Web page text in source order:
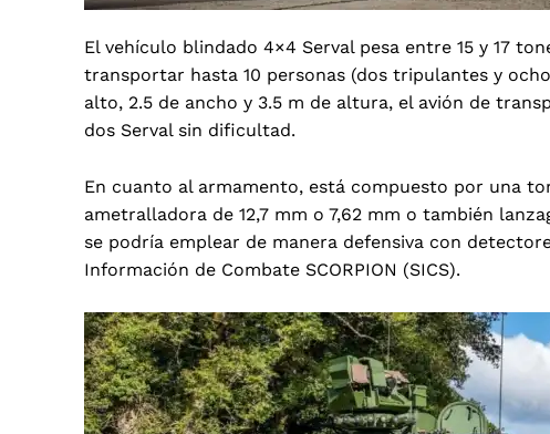
El vehículo blindado 4×4 Serval pesa entre 15 y 17
transportar hasta 10 personas (dos tripulantes y
alto, 2.5 de ancho y 3.5 m de altura, el avión de
dos Serval sin dificultad.
En cuanto al armamento, está compuesto por una
ametralladora de 12,7 mm o 7,62 mm o también
se podría emplear de manera defensiva con
Información de Combate SCORPION (SICS).